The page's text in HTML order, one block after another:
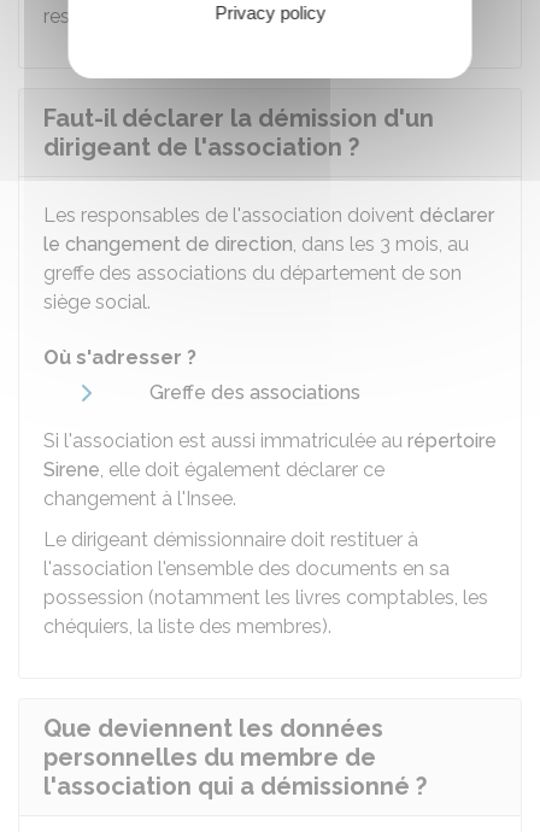
respecter certaines conditions.
Faut-il déclarer la démission d'un
dirigeant de l'association ?
Les responsables de l'association doivent déclarer
le changement de direction, dans les 3 mois, au
greffe des associations du département de son
siège social.
Où s'adresser ?
Greffe des associations
Si l'association est aussi immatriculée au répertoire
Sirene, elle doit également déclarer ce
changement à l'Insee.
Le dirigeant démissionnaire doit restituer à
l'association l'ensemble des documents en sa
possession (notamment les livres comptables, les
chéquiers, la liste des membres).
Que deviennent les données
personnelles du membre de
l'association qui a démissionné ?
Privacy policy